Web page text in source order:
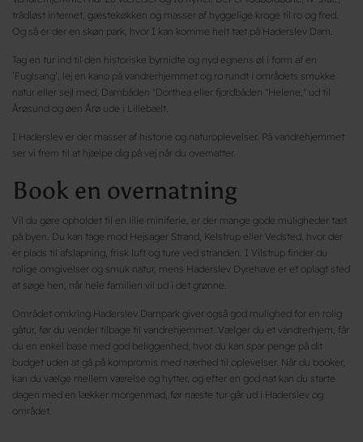
trådløst internet, gæstekøkken og masser af hyggelige kroge til ro og fred.
Og så er der en skøn park, hvor I kan komme helt tæt på Haderslev Dam.
Tag en tur ind til den historiske bymidte og nyd egnens øl i form af en
’Fuglsang’, lej en kano på vandrerhjemmet og ro rundt i områdets smukke
natur eller sejl med, Dambåden "Dorthea eller fjordbåden "Helene," ud til
Årøsund og øen Årø ude i Lillebælt.
I Haderslev er der masser af historie og naturoplevelser. På vandrehjemmet
ser vi frem til at hjælpe dig på vej når du overnatter.
Book en overnatning
Vil du gøre opholdet til en lille miniferie, er der mange gode muligheder tæt
på byen. Du kan tage mod Hejsager Strand, Kelstrup eller Vedsted, hvor der
er plads til afslapning, frisk luft og ture ved stranden. I Vilstrup finder du
rolige omgivelser og smuk natur, mens Haderslev Dyrehave er et oplagt sted
at søge hen, når hele familien vil ud i det grønne.
Området omkring Haderslev Dampark giver også god mulighed for en rolig
gåtur, før du vender tilbage til vandrehjemmet. Vælger du et vandrerhjem, får
du en enkel base med god beliggenhed, hvor du kan spar penge på dit
budget uden at gå på kompromis med nærhed til oplevelser. Når du booker,
kan du vælge mellem værelse og hytter, og efter en god nat kan du starte
dagen med en lækker morgenmad, før næste tur går ud i Haderslev og
området.